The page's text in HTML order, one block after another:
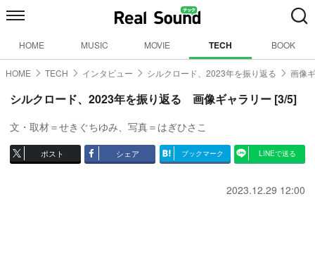
HOME MUSIC MOVIE TECH BOOK
HOME TECH インタビュー シルクロード、2023年を振り返る 画像
シルクロード、2023年を振り返る 画像ギャラリー [3/5]
文・取材＝せきぐちゆみ、写真＝はぎひさこ
ポスト シェア ブックマーク LINEで送る
2023.12.29 12:00